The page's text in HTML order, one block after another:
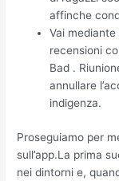
affinche
Vai
recensioni
Bad .
annullare
indigenza.
Proseguiamo per
sull’app.La prima
nei dintorni e,